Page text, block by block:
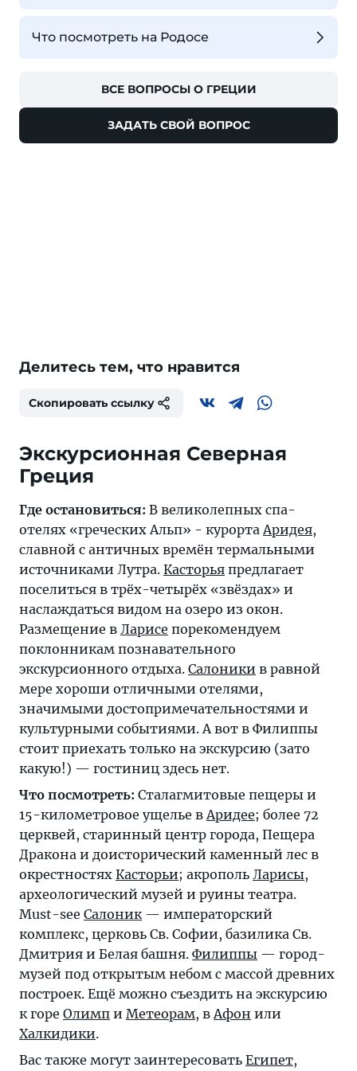
Что посмотреть на Родосе
ВСЕ ВОПРОСЫ О ГРЕЦИИ
ЗАДАТЬ СВОЙ ВОПРОС
Делитесь тем, что нравится
Скопировать ссылку
Экскурсионная Северная
Греция
Где остановиться: В великолепных спа-
отелях «греческих Альп» - курортаАридея,
славной с античных времён термальными
источниками Лутра. Касторья предлагает
поселиться в трёх-четырёх «звёздах» и
наслаждаться видом на озеро из окон.
Размещение в Ларисе порекомендуем
поклонникам познавательного
экскурсионного отдыха. Салоники в равной
мере хороши отличными отелями,
значимыми достопримечательностями и
культурными событиями. А вот в Филиппы
стоит приехать только на экскурсию (зато
какую!) — гостиниц здесь нет.
Что посмотреть: Сталагмитовые пещеры и
15-километровое ущелье вАридее; более 72
церквей, старинный центр города, Пещера
Дракона и доисторический каменный лес в
окрестностях Касторьи; акрополь Ларисы,
археологический музей и руины театра.
Must-see Салоник— императорский
комплекс, церковь Св. Софии, базилика Св.
Дмитрия и Белая башня. Филиппы — город-
музей под открытым небом с массой древних
построек. Ещё можно съездить на экскурсию
к горе Олимп и Метеорам, вАфон или
Халкидики.
Вас также могут заинтересовать Египет,